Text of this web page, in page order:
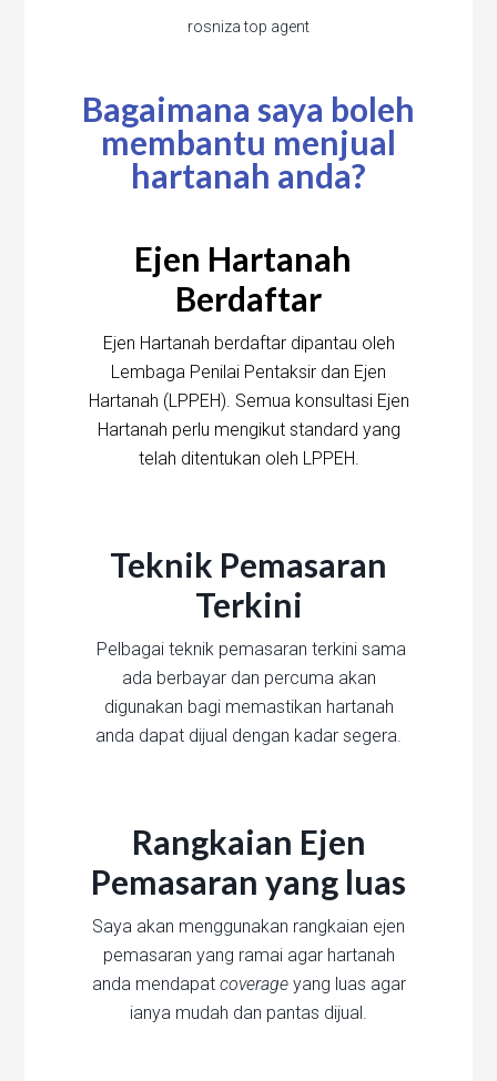
rosniza top agent
Bagaimana saya boleh
membantu menjual
hartanah anda?
Ejen Hartanah
Berdaftar
Ejen Hartanah berdaftar dipantau oleh
Lembaga Penilai Pentaksir dan Ejen
Hartanah (LPPEH). Semua konsultasi Ejen
Hartanah perlu mengikut standard yang
telah ditentukan oleh LPPEH.
Teknik Pemasaran
Terkini
Pelbagai teknik pemasaran terkini sama
ada berbayar dan percuma akan
digunakan bagi memastikan hartanah
anda dapat dijual dengan kadar segera.
Rangkaian Ejen
Pemasaran yang luas
Saya akan menggunakan rangkaian ejen
pemasaran yang ramai agar hartanah
anda mendapat coverageyang luas agar
ianya mudah dan pantas dijual.